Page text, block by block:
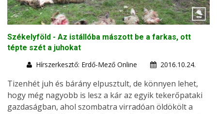
Székelyföld - Az istállóba mászott be a farkas, ott
tépte szét a juhokat
Hírszerkesztő: Erdő-Mező Online
2016.10.24.
Tizenhét juh és bárány elpusztult, de könnyen lehet,
hogy még nagyobb is lesz a kár az egyik tekerőpataki
gazdaságban, ahol szombatra virradóan öldökölt a